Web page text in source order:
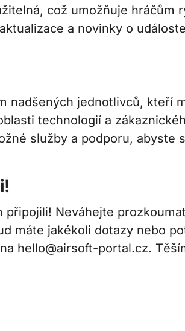
což umožňuje hráčům
a novinky o
nadšených jednotlivců, kteří
technologií a
služby a podporu, abyste
připojili! Neváhejte
máte jakékoli dotazy nebo
hello@airsoft-portal.cz.